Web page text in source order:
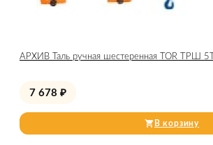
АРХИВ Таль ручная шестеренная TOR ТРШ
7 678 ₽
В корзину